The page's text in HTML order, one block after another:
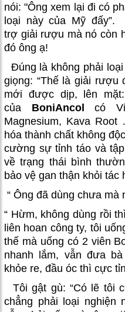
nói: "Ông xem lại đi có
loại này của Mỹ đấy”.
trợ giải rượu mà nó còn
đó ông ạ!
Đúng là không phải
giọng: “Thế là giải rượu
mới được dịp, lên
của BoniAncol
có
Magnesium, Kava
hóa thành chất không
cường sự tỉnh táo và
về trạng thái bình
bảo vệ gan thận khỏi tác
“ Ông đã dùng chưa mà
“ Hừm, không dùng rồi
liên hoan công ty, tôi
thế mà uống có 2 viên
nhanh lắm, vẫn đưa
khỏe re, đầu óc thì cực
Tôi gật gù: “Có lẽ tôi
chẳng phải loại nghiện